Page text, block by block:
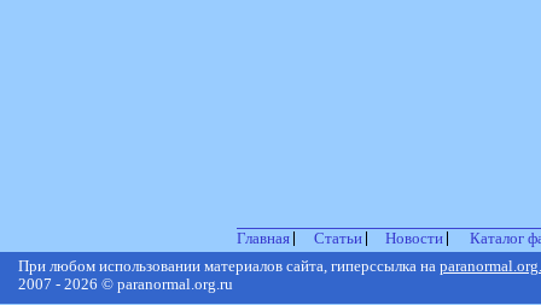
Главная Статьи Новости
Каталог
При любом использовании материалов сайта, гиперссылка на
2007 - 2026 © paranormal.org.ru